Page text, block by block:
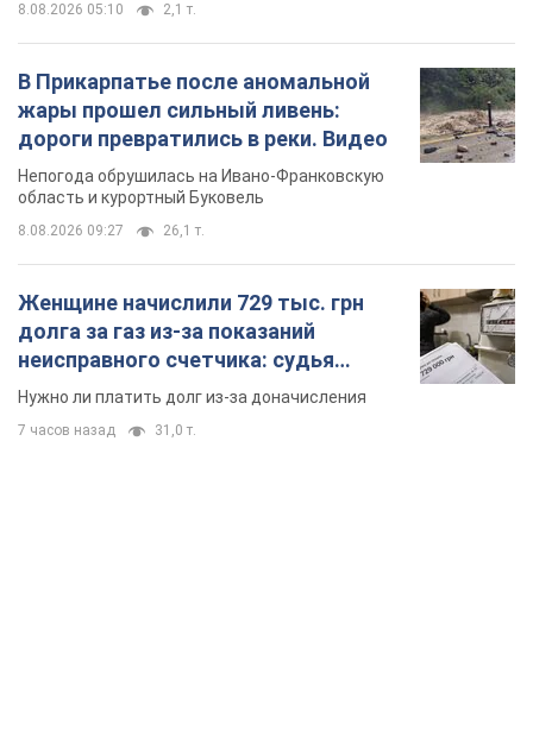
8.08.2026 05:10 2,1 т.
В Прикарпатье после аномальной
жары прошел сильный ливень:
дороги превратились в реки. Видео
Непогода обрушилась на Ивано-Франковскую
область и курортный Буковель
8.08.2026 09:27 26,1 т.
Женщине начислили 729 тыс. грн
долга за газ из-за показаний
неисправного счетчика: судья
вынес неожиданное решение
Нужно ли платить долг из-за доначисления
7 часов назад 31,0 т.